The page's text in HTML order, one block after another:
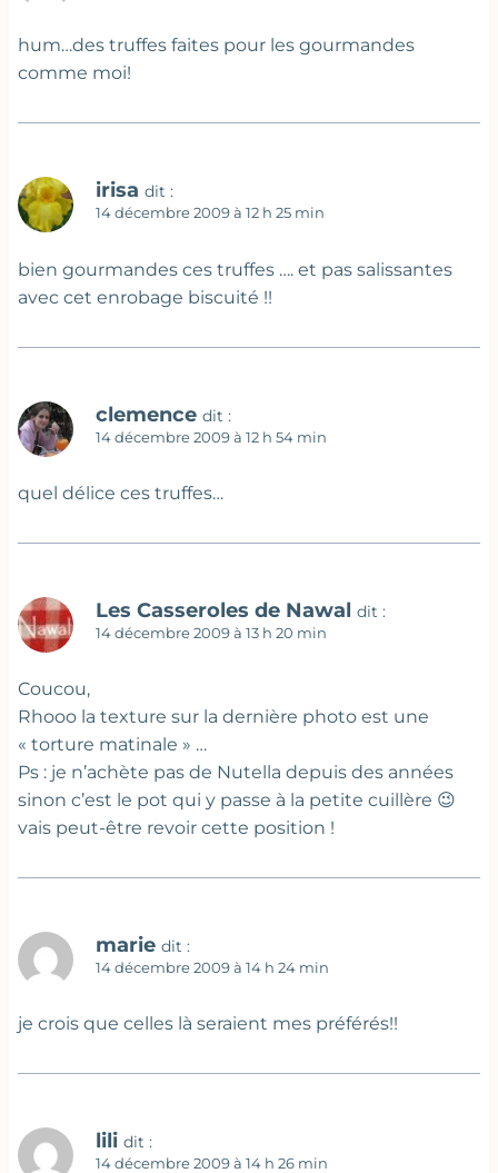
hum…des truffes faites pour les gourmandes
comme moi!
irisa dit :
14 décembre 2009 à 12 h 25 min
bien gourmandes ces truffes …. et pas salissantes
avec cet enrobage biscuité !!
clemence dit :
14 décembre 2009 à 12 h 54 min
quel délice ces truffes…
Les Casseroles de Nawal dit :
14 décembre 2009 à 13 h 20 min
Coucou,
Rhooo la texture sur la dernière photo est une
« torture matinale » …
Ps : je n’achète pas de Nutella depuis des années
sinon c’est le pot qui y passe à la petite cuillère 😉
vais peut-être revoir cette position !
marie dit :
14 décembre 2009 à 14 h 24 min
je crois que celles là seraient mes préférés!!
lili dit :
14 décembre 2009 à 14 h 26 min